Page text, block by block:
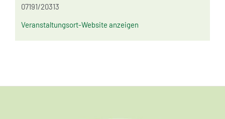
07191/20313
Veranstaltungsort-Website anzeigen